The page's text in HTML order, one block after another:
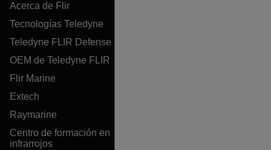
Acerca de Flir
Tecnologías Teledyne
Teledyne FLIR Defense
OEM de Teledyne FLIR
Flir Marine
Extech
Raymarine
Centro de formación en
infrarrojos